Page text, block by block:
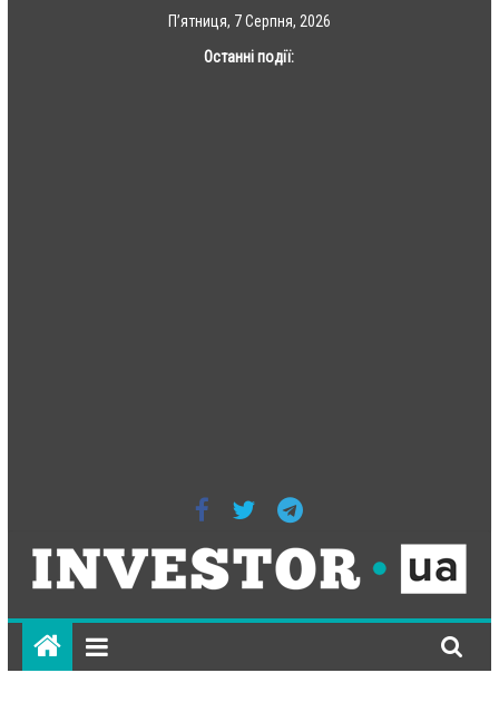
П’ятниця, 7 Серпня, 2026
Останні події:
ІНВЕСТОР-